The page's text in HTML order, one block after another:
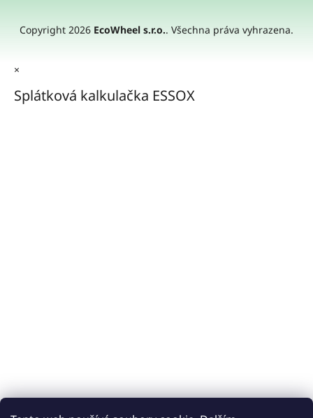
Copyright 2026 EcoWheel s.r.o.. Všechna práva vyhrazena.
×
Splátková kalkulačka ESSOX